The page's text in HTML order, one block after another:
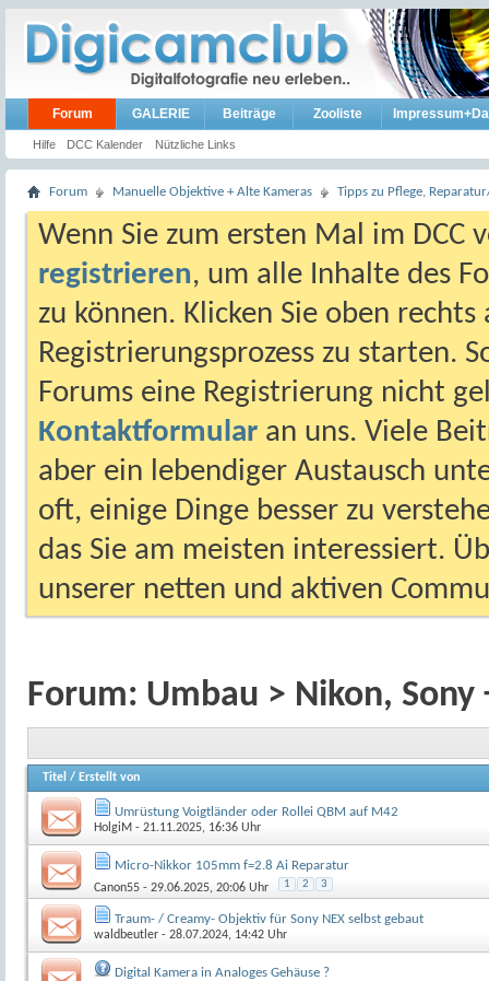
Forum
Hilfe DCC Kalender Nützliche Links
GALERIE Beiträge Zooliste
Forum Manuelle Objektive + Alte Kameras Tipps zu Pflege,
Wenn Sie zum ersten Mal im DCC
registrieren, um alle Inhalte des
zu können. Klicken Sie oben
Registrierungsprozess zu starten.
Forums eine Registrierung nicht
Kontaktformular an uns. Viele
aber ein lebendiger Austausch
oft, einige Dinge besser zu
das Sie am meisten interessiert.
unserer netten und aktiven
Forum: Umbau > Nikon,
Titel / Erstellt von
Umrüstung Voigtländer oder Rollei QBM auf M42
HolgiM - 21.11.2025, 16:36 Uhr
Micro-Nikkor 105mm f=2.8 Ai Reparatur
Canon55 - 29.06.2025, 20:06 Uhr 1 2 3
Traum- / Creamy- Objektiv für Sony NEX selbst gebaut
waldbeutler - 28.07.2024, 14:42 Uhr
Digital Kamera in Analoges Gehäuse ?